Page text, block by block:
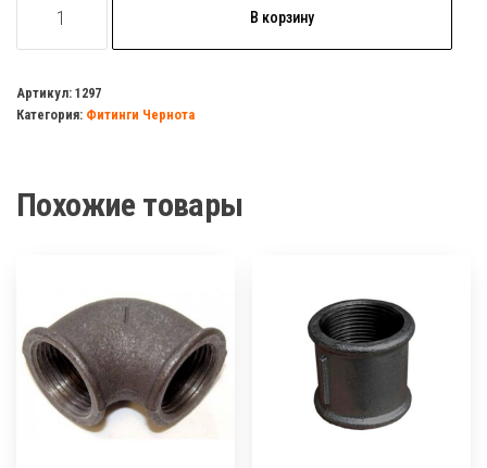
товара
40
чугун
В корзину
Артикул: 1297
Категория: Фитинги Чернота
Похожие товары